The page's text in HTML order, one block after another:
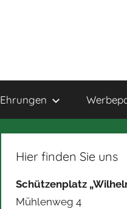
Ehrungen
Hier finden Sie uns
Schützenplatz
Mühlenweg 4